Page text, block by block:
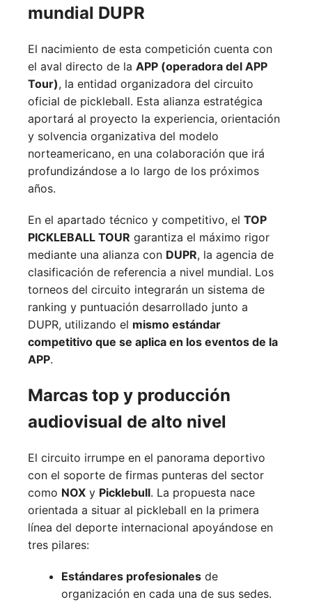
mundial DUPR
El nacimiento de esta competición cuenta con
el aval directo de la APP (operadora del APP
Tour), la entidad organizadora del circuito
oficial de pickleball. Esta alianza estratégica
aportará al proyecto la experiencia, orientación
y solvencia organizativa del modelo
norteamericano, en una colaboración que irá
profundizándose a lo largo de los próximos
años.
En el apartado técnico y competitivo, el TOP
PICKLEBALL TOUR garantiza el máximo rigor
mediante una alianza con DUPR, la agencia de
clasificación de referencia a nivel mundial. Los
torneos del circuito integrarán un sistema de
ranking y puntuación desarrollado junto a
DUPR, utilizando el mismo estándar
competitivo que se aplica en los eventos de la
APP.
Marcas top y producción
audiovisual de alto nivel
El circuito irrumpe en el panorama deportivo
con el soporte de firmas punteras del sector
como NOX y Picklebull. La propuesta nace
orientada a situar al pickleball en la primera
línea del deporte internacional apoyándose en
tres pilares:
Estándares profesionales de
organización en cada una de sus sedes.